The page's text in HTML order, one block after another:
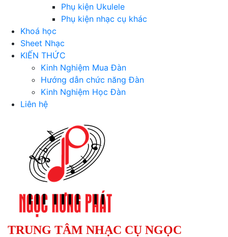
Phụ kiện Ukulele
Phụ kiện nhạc cụ khác
Khoá học
Sheet Nhạc
KIẾN THỨC
Kinh Nghiệm Mua Đàn
Hướng dẫn chức năng Đàn
Kinh Nghiệm Học Đàn
Liên hệ
TRUNG TÂM NHẠC CỤ NGỌC